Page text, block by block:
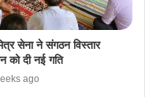
सेना ने संगठन विस्तार
को दी नई गति
ago